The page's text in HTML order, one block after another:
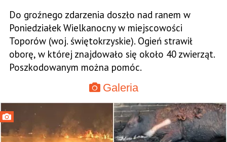
Do groźnego zdarzenia doszło nad ranem w
Poniedziałek Wielkanocny w miejscowości
Toporów (woj. świętokrzyskie). Ogień strawił
oborę, w której znajdowało się około 40 zwierząt.
Poszkodowanym można pomóc.
Galeria